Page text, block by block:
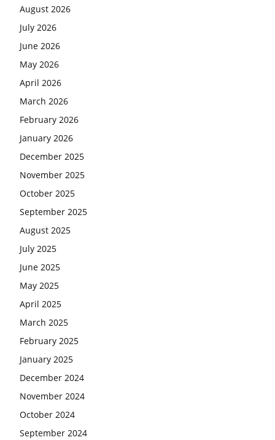
August 2026
July 2026
June 2026
May 2026
April 2026
March 2026
February 2026
January 2026
December 2025
November 2025
October 2025
September 2025
August 2025
July 2025
June 2025
May 2025
April 2025
March 2025
February 2025
January 2025
December 2024
November 2024
October 2024
September 2024